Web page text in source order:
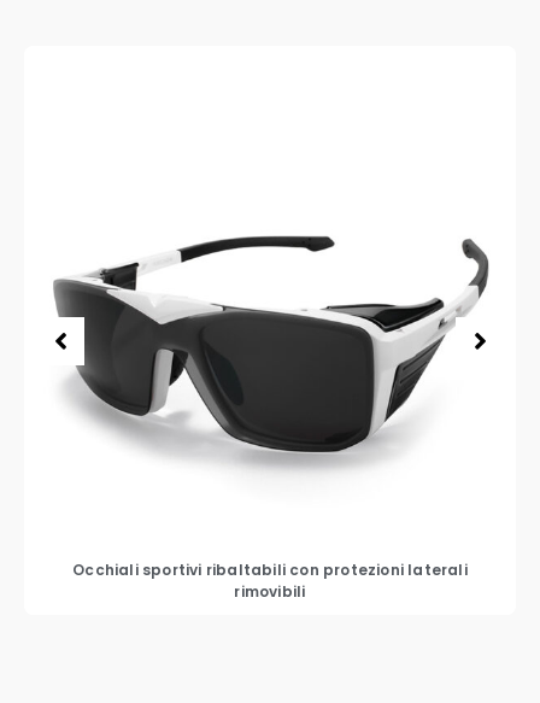
Occhiali sportivi ribaltabili con protezioni laterali
rimovibili